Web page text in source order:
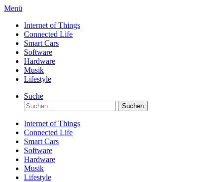
Direkt
Inhalt
Menü
Internet of Things
Connected Life
Smart Cars
Software
Hardware
Musik
Lifestyle
Suche
Suchen
nach:
Internet of Things
Connected Life
Smart Cars
Software
Hardware
Musik
Lifestyle